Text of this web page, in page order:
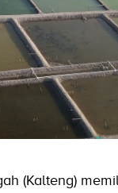
(Kalteng)